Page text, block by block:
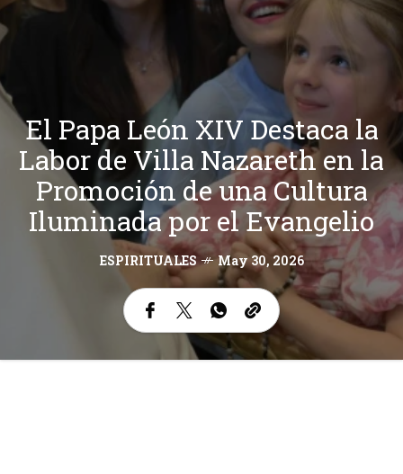
El Papa León XIV Destaca la
Labor de Villa Nazareth en la
Promoción de una Cultura
Iluminada por el Evangelio
ESPIRITUALES May 30, 2026